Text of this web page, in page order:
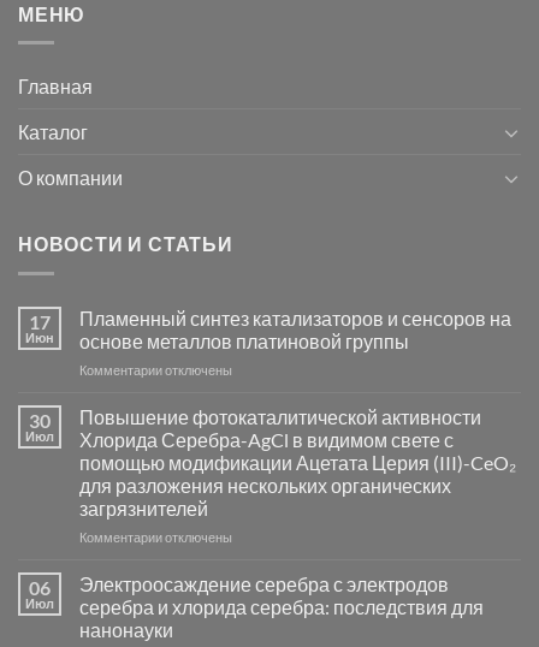
МЕНЮ
Главная
Каталог
О компании
НОВОСТИ И СТАТЬИ
17
Июн
Пламенный синтез катализаторов и сенсоров на
основе металлов платиновой группы
Комментариик
Пламенный
синтез
катализаторов
и
сенсоров
на
основе
группы
отключены
30
Июл
Повышение фотокаталитической активности
Хлорида Серебра-AgCl в видимом свете с
помощью модификации Ацетата Церия (III)-CeO₂
для разложения нескольких органических
загрязнителей
Комментариик
фотокаталитической
активности
Хлорида
отключены
06
Июл
Электроосаждение серебра с электродов
серебра и хлорида серебра: последствия для
нанонауки